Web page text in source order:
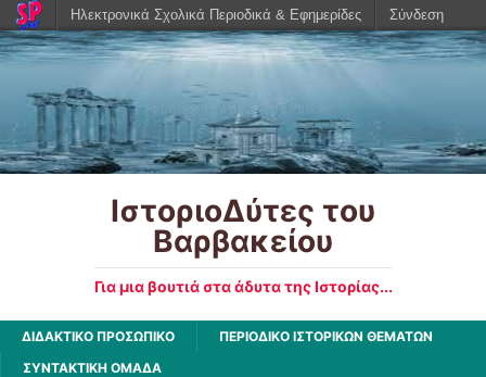
ΙστοριοΔύτες του
Βαρβακείου
Για μια βουτιά στα άδυτα της Ιστορίας...
ΔΙΔΑΚΤΙΚΟ ΠΡΟΣΩΠΙΚΟ
ΠΕΡΙΟΔΙΚΟ ΙΣΤΟΡΙΚΩΝ ΘΕΜΑΤΩΝ
ΣΥΝΤΑΚΤΙΚΗ ΟΜΑΔΑ
Ηλεκτρονικά Σχολικά Περιοδικά & Εφημερίδες Σύνδεση